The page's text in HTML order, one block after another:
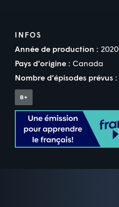
INFOS
Année de production : 2020
Pays d’origine : Canada
Nombre d’épisodes prévus :